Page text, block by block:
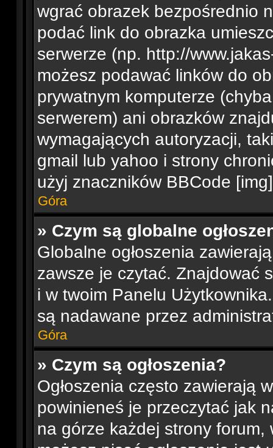
wgrać obrazek bezpośrednio
podać link do obrazka
serwerze (np. http://
możesz podawać linków do
prywatnym komputerze
serwerem) ani obrazków
wymagających autoryzacji,
gmail lub yahoo i strony
użyj znaczników BBCode
Góra
» Czym są globalne
Globalne ogłoszenia
zawsze je czytać. Znajdować
i w twoim Panelu
są nadawane przez
Góra
» Czym są ogłoszenia?
Ogłoszenia często zawierają
powinieneś je przeczytać jak
na górze każdej strony forum,